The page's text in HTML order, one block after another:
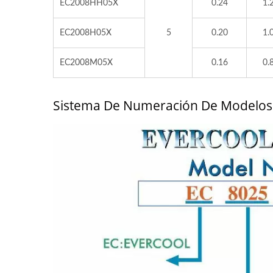
EC2008HH05X
5
0.24
EC2008H05X 0.20
EC2008M05X 0.16
Sistema De Numeración De Modelos